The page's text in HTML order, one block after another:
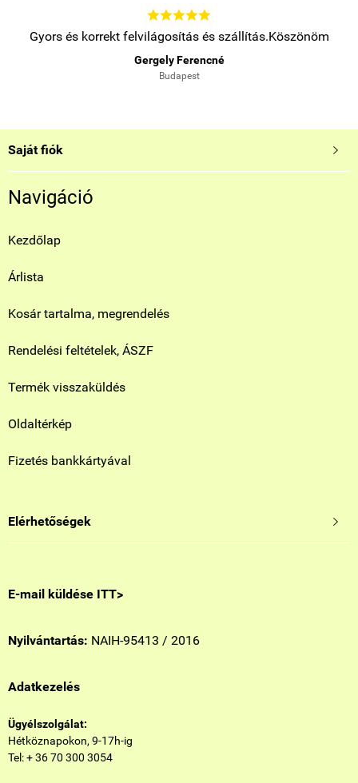

Gyors és korrekt felvilágosítás és szállítás.Köszönöm
Gergely Ferencné
Budapest
Saját fiók 
Navigáció
Kezdőlap
Árlista
Kosár tartalma, megrendelés
Rendelési feltételek, ÁSZF
Termék visszaküldés
Oldaltérkép
Fizetés bankkártyával
Elérhetőségek 
E-mail küldése ITT>
Nyilvántartás: NAIH-95413 / 2016
Adatkezelés
Ügyélszolgálat:
Hétköznapokon, 9-17h-ig
Tel: + 36 70 300 3054